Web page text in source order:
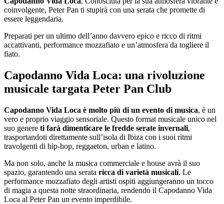
coinvolgente, Peter Pan ti stupirà con una serata che promette di
essere leggendaria.
Preparati per un ultimo dell’anno davvero epico e ricco di ritmi
accattivanti, performance mozzafiato e un’atmosfera da togliere il
fiato.
Capodanno Vida Loca: una rivoluzione
musicale targata Peter Pan Club
Capodanno Vida Loca è molto più di un evento di musica, è un
vero e proprio viaggio sensoriale. Questo format musicale unico nel
suo genere ti farà dimenticare le fredde serate invernali,
trasportandoti direttamente sull’isola di Ibiza con i suoi ritmi
travolgenti di hip-hop, reggaeton, urban e latino.
Ma non solo, anche la musica commerciale e house avrà il suo
spazio, garantendo una serata ricca di varietà musicali. Le
performance mozzafiato degli artisti ospiti aggiungeranno un tocco
di magia a questa notte straordinaria, rendendo il Capodanno Vida
Loca al Peter Pan un evento imperdibile.